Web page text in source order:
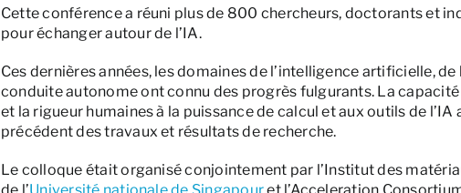
Cette conférence a réuni plus de 800 chercheurs, doctorants et
pour échanger autour de l’IA.
Ces dernières années, les domaines de l’intelligence artificielle,
conduite autonome ont connu des progrès fulgurants. La
et la rigueur humaines à la puissance de calcul et aux outils de
précédent des travaux et résultats de recherche.
Le colloque était organisé conjointement par l’Institut des